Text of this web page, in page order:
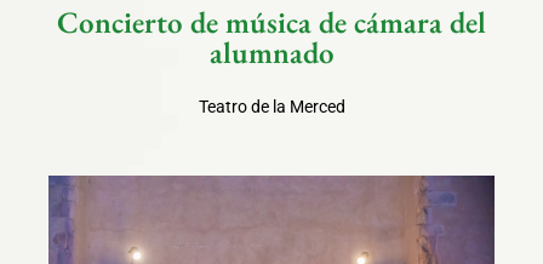
Concierto de música de cámara del
alumnado
Teatro de la Merced